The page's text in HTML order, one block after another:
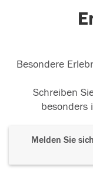
Besondere
Schreiben
besonders
Melden Sie